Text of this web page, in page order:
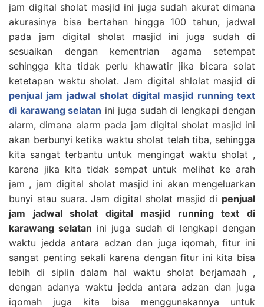
jam digital sholat masjid ini juga sudah akurat dimana
akurasinya bisa bertahan hingga 100 tahun, jadwal
pada jam digital sholat masjid ini juga sudah di
sesuaikan dengan kementrian agama setempat
sehingga kita tidak perlu khawatir jika bicara solat
ketetapan waktu sholat. Jam digital shlolat masjid di
penjual jam jadwal sholat digital masjid running text
di karawang selatan ini juga sudah di lengkapi dengan
alarm, dimana alarm pada jam digital sholat masjid ini
akan berbunyi ketika waktu sholat telah tiba, sehingga
kita sangat terbantu untuk mengingat waktu sholat ,
karena jika kita tidak sempat untuk melihat ke arah
jam , jam digital sholat masjid ini akan mengeluarkan
bunyi atau suara. Jam digital sholat masjid di penjual
jam jadwal sholat digital masjid running text di
karawang selatan ini juga sudah di lengkapi dengan
waktu jedda antara adzan dan juga iqomah, fitur ini
sangat penting sekali karena dengan fitur ini kita bisa
lebih di siplin dalam hal waktu sholat berjamaah ,
dengan adanya waktu jedda antara adzan dan juga
iqomah juga kita bisa menggunakannya untuk